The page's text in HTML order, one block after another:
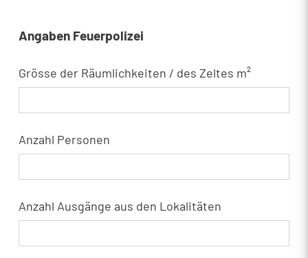
Angaben Feuerpolizei
Grösse der Räumlichkeiten / des Zeltes m²
Anzahl Personen
Anzahl Ausgänge aus den Lokalitäten